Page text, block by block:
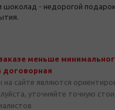
шоколад - недорогой
меньше
договорная
на сайте являются
уточняйте точную